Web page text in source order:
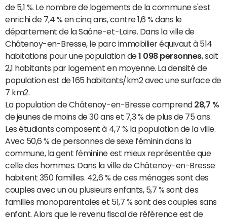
de 5,1 %. Le nombre de logements de la commune s'est
enrichi de 7,4 % en cinq ans, contre 1,6 % dans le
département de la Saône-et-Loire. Dans la ville de
Châtenoy-en-Bresse, le parc immobilier équivaut à 514
habitations pour une population de1 098 personnes, soit
2,1 habitants par logement en moyenne. La densité de
population est de 165 habitants/km2 avec une surface de
7 km2.
La population de Châtenoy-en-Bresse comprend 28,7 %
de jeunes de moins de 30 ans et 7,3 % de plus de 75 ans.
Les étudiants composent à 4,7 % la population de la ville.
Avec 50,6 % de personnes de sexe féminin dans la
commune, la gent féminine est mieux représentée que
celle des hommes. Dans la ville de Châtenoy-en-Bresse
habitent 350 familles. 42,6 % de ces ménages sont des
couples avec un ou plusieurs enfants, 5,7 % sont des
familles monoparentales et 51,7 % sont des couples sans
enfant. Alors que le revenu fiscal de référence est de